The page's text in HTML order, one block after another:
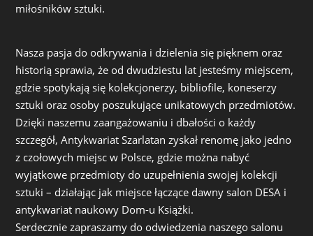
miłośników sztuki.
Nasza pasja do odkrywania i dzielenia się pięknem oraz
historią sprawia, że od dwudziestu lat jesteśmy miejscem,
gdzie spotykają się kolekcjonerzy, bibliofile, koneserzy
sztuki oraz osoby poszukujące unikatowych przedmiotów.
Dzięki naszemu zaangażowaniu i dbałości o każdy
szczegół, Antykwariat Szarlatan zyskał renomę jako jedno
z czołowych miejsc w Polsce, gdzie można nabyć
wyjątkowe przedmioty do uzupełnienia swojej kolekcji
sztuki – działając jak miejsce łączące dawny salon DESA i
antykwariat naukowy Dom-u Książki.
Serdecznie zapraszamy do odwiedzenia naszego salonu